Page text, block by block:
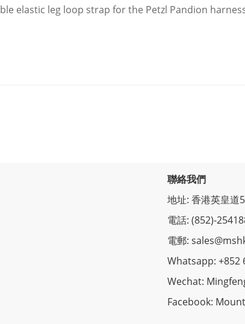
elastic leg loop strap for the Petzl Pandion
聯絡我們
地址: 香港英皇道
電話: (852)-
電郵:
Whatsapp: +852
Wechat:
Facebook: